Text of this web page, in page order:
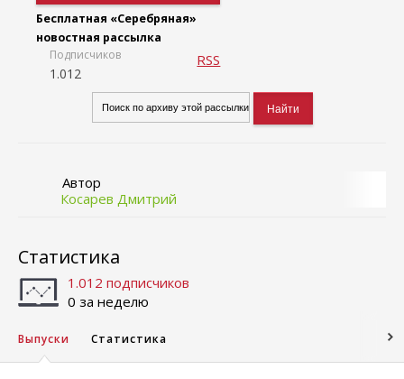
Бесплатная «Серебряная»
новостная рассылка
Подписчиков
1.012
RSS
Автор
Косарев Дмитрий
Статистика
1.012 подписчиков
0 за неделю
Выпуски Статистика